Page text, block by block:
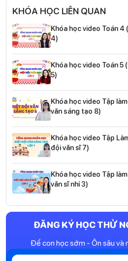
KHÓA HỌC LIÊN QUAN
Khóa học video Toán 4
4)
Khóa học video Toán 5
5)
Khóa học video Tập
văn sáng tạo 8)
Khóa học video Tập
đội văn sĩ 7)
Khóa học video Tập
văn sĩ nhí 3)
ĐĂNG KÝ HỌC THỬ
Để con học sớm - Ôn sâu và